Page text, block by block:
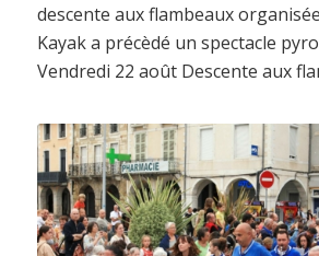
descente aux flambeaux
Kayak a précèdé un spectacle
Vendredi 22 août Descente aux